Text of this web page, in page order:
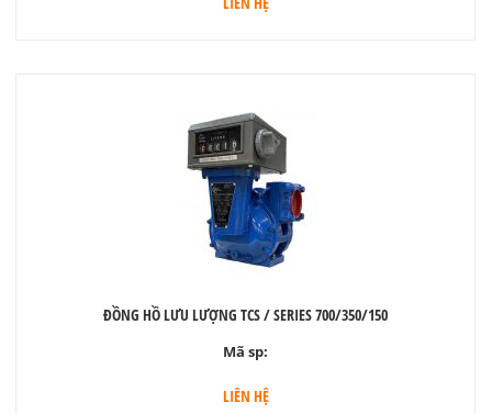
ĐỒNG HỒ LƯU LƯỢNG TCS / SERIES 700/350/150
Mã sp:
LIÊN HỆ